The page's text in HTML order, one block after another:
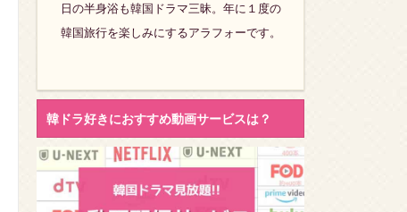
日の半身浴も韓国ドラマ三昧。年に１度の
韓国旅行を楽しみにするアラフォーです。
韓ドラ好きにおすすめ動画サービスは？